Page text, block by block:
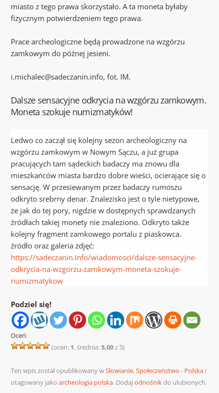
miasto z tego prawa skorzystało. A ta moneta byłaby
fizycznym potwierdzeniem tego prawa.
Prace archeologiczne będą prowadzone na wzgórzu
zamkowym do późnej jesieni.
i.michalec@sadeczanin.info, fot. IM.
Dalsze sensacyjne odkrycia na wzgórzu zamkowym.
Moneta szokuje numizmatyków!
Ledwo co zaczął się kolejny sezon archeologiczny na
wzgórzu zamkowym w Nowym Sączu, a już grupa
pracujących tam sądeckich badaczy ma znowu dla
mieszkańców miasta bardzo dobre wieści, ocierające się o
sensację. W przesiewanym przez badaczy rumoszu
odkryto srebrny denar. Znalezisko jest o tyle nietypowe,
że jak do tej pory, nigdzie w dostępnych sprawdzanych
źródłach takiej monety nie znaleziono. Odkryto także
kolejny fragment zamkowego portalu z piaskowca.
źródło oraz galeria zdjęć:
https://sadeczanin.info/wiadomosci/dalsze-sensacyjne-
odkrycia-na-wzgorzu-zamkowym-moneta-szokuje-
numizmatykow
Podziel się!
Oceń:
(ocen: 1, średnia:5,00z 5)
Ten wpis został opublikowany wSłowianie,Społeczeństwo - Polskai
otagowany jako archeologia polska. Dodaj odnośnikdo ulubionych.